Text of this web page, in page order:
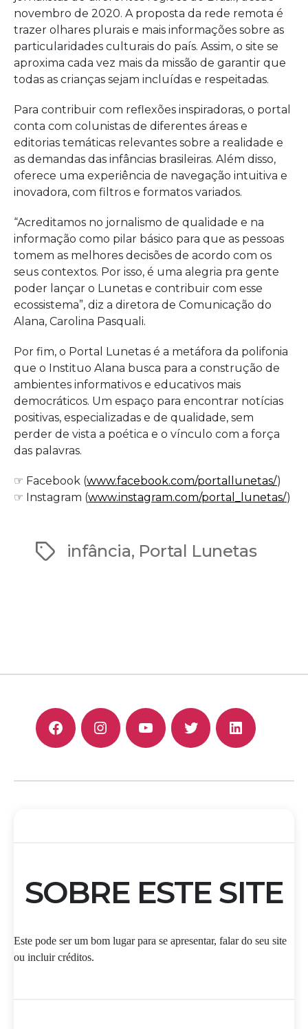
novembro de 2020. A proposta da rede remota é
trazer olhares plurais e mais informações sobre as
particularidades culturais do país. Assim, o site se
aproxima cada vez mais da missão de garantir que
todas as crianças sejam incluídas e respeitadas.
Para contribuir com reflexões inspiradoras, o portal
conta com colunistas de diferentes áreas e
editorias temáticas relevantes sobre a realidade e
as demandas das infâncias brasileiras. Além disso,
oferece uma experiência de navegação intuitiva e
inovadora, com filtros e formatos variados.
“Acreditamos no jornalismo de qualidade e na
informação como pilar básico para que as pessoas
tomem as melhores decisões de acordo com os
seus contextos. Por isso, é uma alegria pra gente
poder lançar o Lunetas e contribuir com esse
ecossistema”, diz a diretora de Comunicação do
Alana, Carolina Pasquali.
Por fim, o Portal Lunetas é a metáfora da polifonia
que o Instituo Alana busca para a construção de
ambientes informativos e educativos mais
democráticos. Um espaço para encontrar notícias
positivas, especializadas e de qualidade, sem
perder de vista a poética e o vínculo com a força
das palavras.
☞ Facebook (www.facebook.com/portallunetas/)
☞ Instagram (www.instagram.com/portal_lunetas/)
Tagsinfância, Portal Lunetas
F I Y T L
SOBRE ESTE SITE
Este pode ser um bom lugar para se apresentar, falar do seu site
ou incluir créditos.